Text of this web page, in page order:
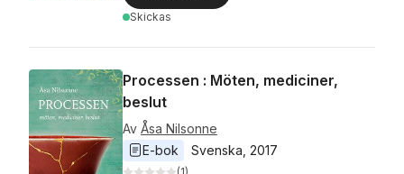
Skickas
Processen : Möten, mediciner,
beslut
Av Åsa Nilsonne
E-bok
Svenska 2017
(1)